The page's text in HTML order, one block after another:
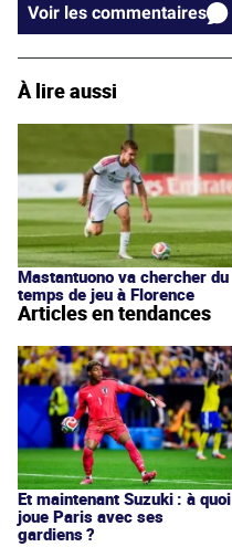
Voir les commentaires
À lire aussi
Mastantuono va chercher du
temps de jeu à Florence
Articles en tendances
Et maintenant Suzuki : à quoi
joue Paris avec ses
gardiens ?